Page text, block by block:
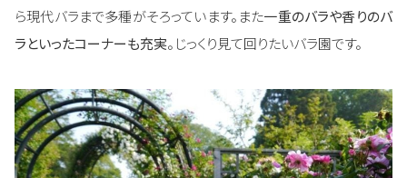
ら現代バラまで多種がそろっています。また一重のバラや香りのバ
ラといったコーナーも充実。じっくり見て回りたいバラ園です。